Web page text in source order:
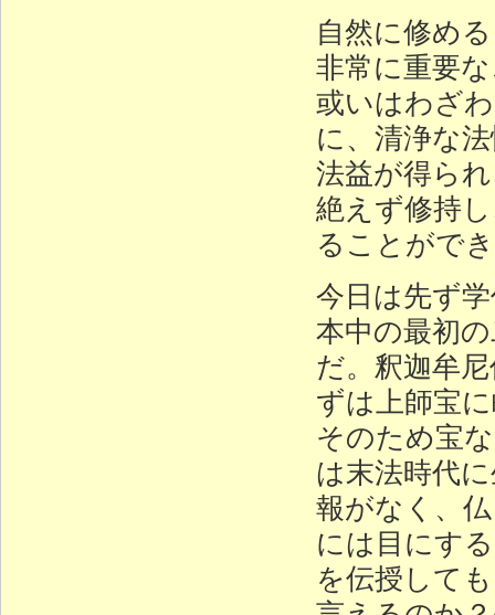
自然に修め
非常に重要
或いはわざ
に、清浄な
法益が得ら
絶えず修持
ることがで
今日は先ず
本中の最初
だ。釈迦牟
ずは上師宝
そのため宝
は末法時代
報がなく、
には目にす
を伝授して